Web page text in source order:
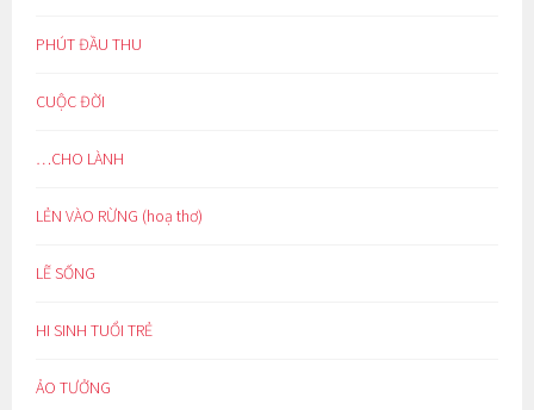
PHÚT ĐẦU THU
CUỘC ĐỜI
…CHO LÀNH
LẺN VÀO RỪNG (hoạ thơ)
LẼ SỐNG
HI SINH TUỔI TRẺ
ẢO TƯỞNG